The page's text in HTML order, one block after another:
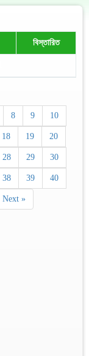
বিস্তারিত
8 9 10
18 19 20
28 29 30
38 39 40
Next »